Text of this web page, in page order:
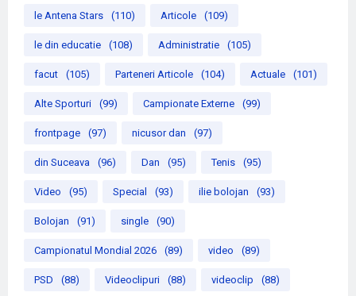
le Antena Stars (110) Articole (109)
le din educatie (108) Administratie (105)
facut (105) Parteneri Articole (104) Actuale (101)
Alte Sporturi (99) Campionate Externe (99)
frontpage (97) nicusor dan (97)
din Suceava (96) Dan (95) Tenis (95)
Video (95) Special (93) ilie bolojan (93)
Bolojan (91) single (90)
Campionatul Mondial 2026 (89) video (89)
PSD (88) Videoclipuri (88) videoclip (88)